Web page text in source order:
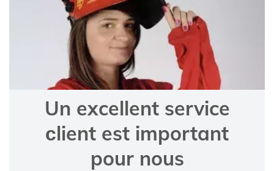
Un excellent service
сlient est important
pour nous